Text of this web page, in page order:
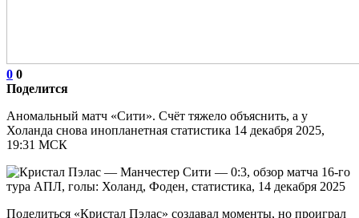
0 0
Поделится
Аномальный матч «Сити». Счёт тяжело объяснить, а у
Холанда снова инопланетная статистика 14 декабря 2025,
19:31 МСК
Поделиться «Кристал Пэлас» создавал моменты, но проиграл